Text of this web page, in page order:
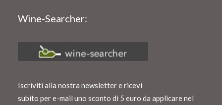
Wine-Searcher:
Iscriviti alla nostra newsletter e ricevi
subito per e-mail uno sconto di 5 euro da applicare nel